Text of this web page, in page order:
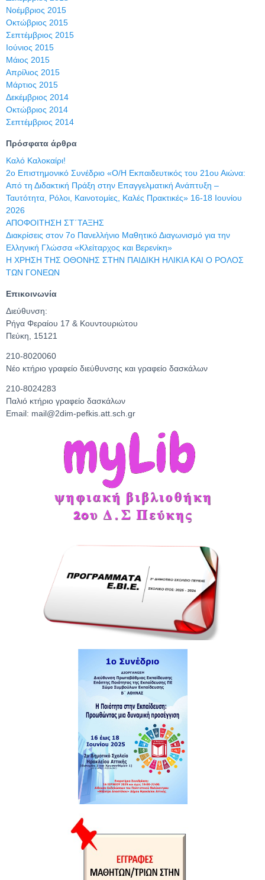
Νοέμβριος 2015
Οκτώβριος 2015
Σεπτέμβριος 2015
Ιούνιος 2015
Μάιος 2015
Απρίλιος 2015
Μάρτιος 2015
Δεκέμβριος 2014
Οκτώβριος 2014
Σεπτέμβριος 2014
Πρόσφατα άρθρα
Καλό Καλοκαίρι!
2ο Επιστημονικό Συνέδριο «Ο/Η Εκπαιδευτικός του 21ου Αιώνα:
Από τη Διδακτική Πράξη στην Επαγγελματική Ανάπτυξη –
Ταυτότητα, Ρόλοι, Καινοτομίες, Καλές Πρακτικές» 16-18 Ιουνίου
2026
ΑΠΟΦΟΙΤΗΣΗ ΣΤ΄ΤΑΞΗΣ
Διακρίσεις στον 7ο Πανελλήνιο Μαθητικό Διαγωνισμό για την
Ελληνική Γλώσσα «Κλείταρχος και Βερενίκη»
Η ΧΡΗΣΗ ΤΗΣ ΟΘΟΝΗΣ ΣΤΗΝ ΠΑΙΔΙΚΗ ΗΛΙΚΙΑ ΚΑΙ Ο ΡΟΛΟΣ
ΤΩΝ ΓΟΝΕΩΝ
Επικοινωνία
Διεύθυνση:
Ρήγα Φεραίου 17 & Κουντουριώτου
Πεύκη, 15121
210-8020060
Νέο κτήριο γραφείο διεύθυνσης και γραφείο δασκάλων
210-8024283
Παλιό κτήριο γραφείο δασκάλων
Email: mail@2dim-pefkis.att.sch.gr